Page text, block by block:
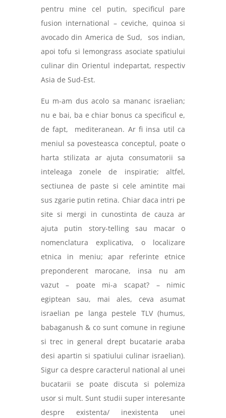
pentru mine cel putin, specificul pare
fusion international – ceviche, quinoa si
avocado din America de Sud,
sos indian,
apoi tofu si lemongrass asociate spatiului
culinar din Orientul indepartat, respectiv
Asia de Sud-Est.
Eu m-am dus acolo sa mananc israelian;
nu e bai, ba e chiar bonus ca specificul e,
de fapt,
mediteranean. Ar fi insa util ca
meniul sa povesteasca conceptul, poate o
harta stilizata ar ajuta consumatorii sa
inteleaga zonele de inspiratie; altfel,
sectiunea de paste si cele amintite mai
sus zgarie putin retina. Chiar daca intri pe
site si mergi in cunostinta de cauza ar
ajuta putin story-telling sau macar o
nomenclatura explicativa, o localizare
etnica in meniu; apar referinte etnice
preponderent marocane, insa nu am
vazut – poate mi-a scapat? – nimic
egiptean sau, mai ales, ceva asumat
israelian pe langa pestele TLV (humus,
babaganush & co sunt comune in regiune
si trec in general drept bucatarie araba
desi apartin si spatiului culinar israelian).
Sigur ca despre caracterul national al unei
bucatarii se poate discuta si polemiza
usor si mult. Sunt studii super interesante
despre existenta/ inexistenta unei